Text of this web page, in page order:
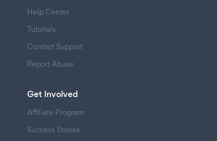
Help Center
Tutorials
Contact Support
Report Abuse
Get Involved
Affiliate Program
Success Stories